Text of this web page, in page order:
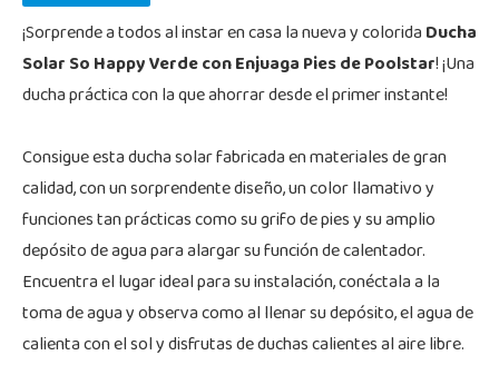
¡Sorprende a todos al instar en casa la nueva y coloridaDucha
Solar So Happy Verde con Enjuaga Pies de Poolstar! ¡Una
ducha práctica con la que ahorrar desde el primer instante!
Consigue esta ducha solar fabricada en materiales de gran
calidad, con un sorprendente diseño, un color llamativo y
funciones tan prácticas como su grifo de pies y su amplio
depósito de agua para alargar su función de calentador.
Encuentra el lugar ideal para su instalación, conéctala a la
toma de agua y observa como al llenar su depósito, el agua de
calienta con el sol y disfrutas de duchas calientes al aire libre.